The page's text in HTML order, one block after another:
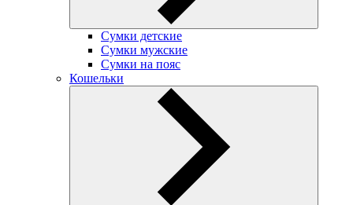
Сумки детские
Сумки мужские
Сумки на пояс
Кошельки